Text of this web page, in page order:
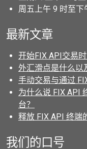
周五上午 9 时至下
最新文章
开始FIX API交易
外汇滑点是什么以
手动交易与通过
为什么说 FIX API
台？
释放 FIX API 终端
我们的口号